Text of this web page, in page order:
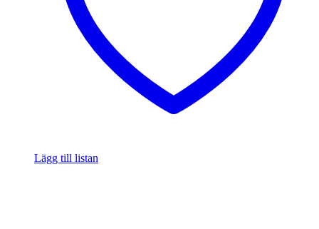
Lägg till listan